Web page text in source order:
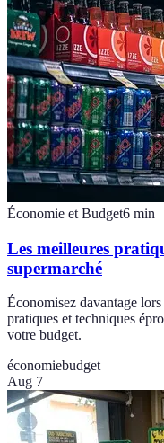
Économie et Budget6 min
Les meilleures
supermarché
Économisez davantage
pratiques et techniques
votre budget.
économiebudget
Aug 7